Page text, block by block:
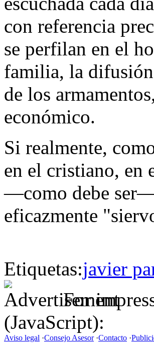
con referencia
se perfilan en el
familia, la
de los
económico.
Si realmente,
en el cristiano, en
—como debe ser—
eficazmente
Etiquetas:javier
For
(JavaScript):
Aviso legal ·Consejo Asesor·Contacto ·